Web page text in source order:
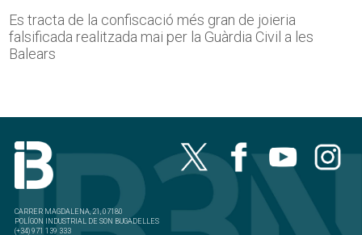
Es tracta de la confiscació més gran de joieria
falsificada realitzada mai per la Guàrdia Civil a les
Balears
CARRER MAGDALENA, 21, 07180
POLÍGON INDUSTRIAL DE SON BUGADELLES
(+34) 971 139 333